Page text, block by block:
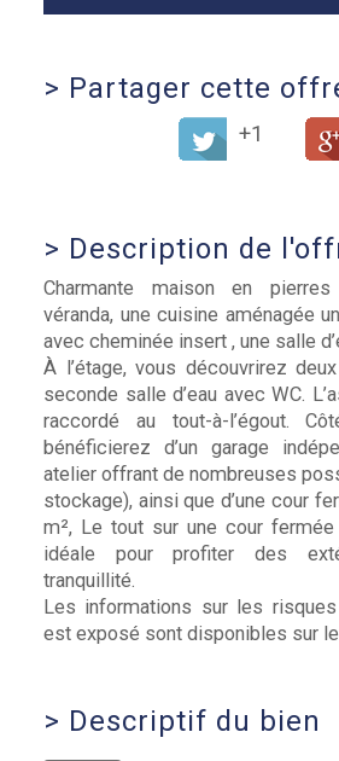
> Partager cette
+1
> Description de
Charmante maison en
véranda, une cuisine aménagée
avec cheminée insert , une salle
À l’étage, vous découvrirez
seconde salle d’eau avec WC.
raccordé au tout-à-l’égout.
bénéficierez d’un garage
atelier offrant de nombreuses
stockage), ainsi que d’une cour
m², Le tout sur une cour fermée
idéale pour profiter des
tranquillité.
Les informations sur les
est exposé sont disponibles sur
> Descriptif du bien